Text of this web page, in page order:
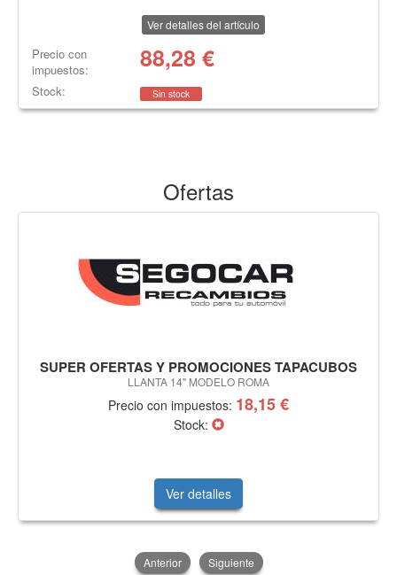
Ver detalles del artículo
Precio con
impuestos:
88,28 €
Stock: Sin stock
Ofertas
SUPER OFERTAS Y PROMOCIONES TAPACUBOS
LLANTA 14" MODELO ROMA
Precio con impuestos: 18,15 €
Stock:
Ver detalles
Anterior Siguiente